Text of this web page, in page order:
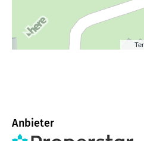
Anbieter